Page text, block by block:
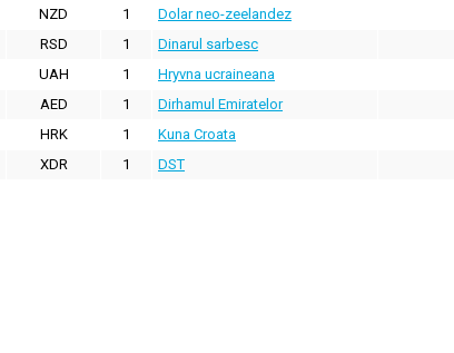
NZD
1 Dolar neo-zeelandez
RSD
1 Dinarul sarbesc
UAH
1 Hryvna ucraineana
AED
1 Dirhamul Emiratelor
HRK
1 Kuna Croata
XDR
1 DST